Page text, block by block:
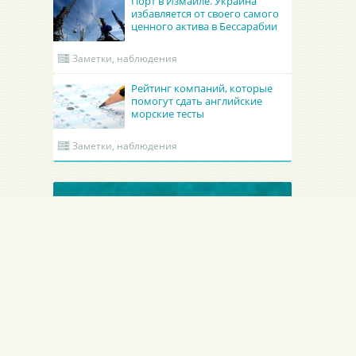
избавляется от своего самого
ценного актива в Бессарабии
Заметки, наблюдения
Рейтинг компаний, которые
помогут сдать английские
морские тесты
Заметки, наблюдения